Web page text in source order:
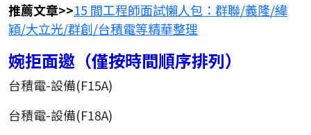
推薦文章>>15 間工程師面試懶人包：群聯/義隆/緯
穎/大立光/群創/台積電等精華整理
婉拒面邀（僅按時間順序排列）
台積電-設備(F15A)
台積電-設備(F18A)